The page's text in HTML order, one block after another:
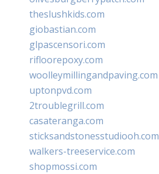
theslushkids.com
giobastian.com
glpascensori.com
rifloorepoxy.com
woolleymillingandpaving.com
uptonpvd.com
2troublegrill.com
casateranga.com
sticksandstonesstudiooh.com
walkers-treeservice.com
shopmossi.com